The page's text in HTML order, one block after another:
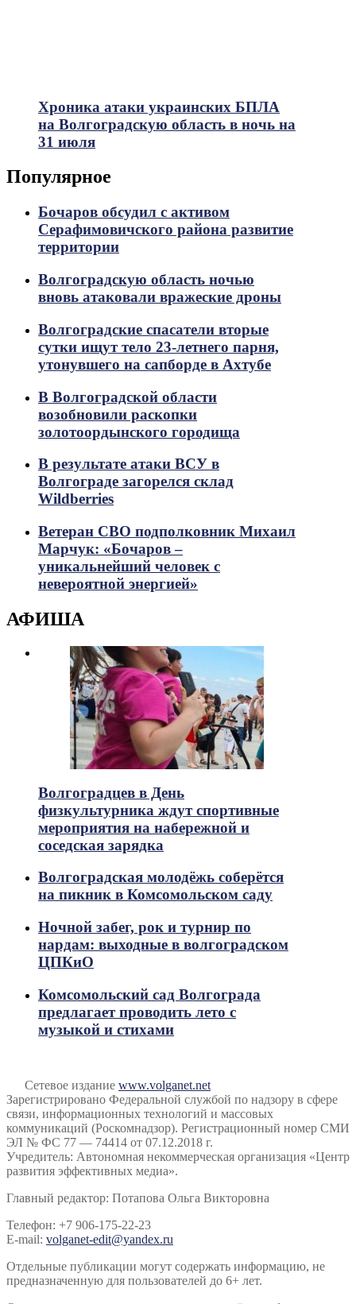
Хроника атаки украинских БПЛА
на Волгоградскую область в ночь на
31 июля
Популярное
Бочаров обсудил с активом
Серафимовичского района развитие
территории
Волгоградскую область ночью
вновь атаковали вражеские дроны
Волгоградские спасатели вторые
сутки ищут тело 23-летнего парня,
утонувшего на сапборде в Ахтубе
В Волгоградской области
возобновили раскопки
золотоордынского городища
В результате атаки ВСУ в
Волгограде загорелся склад
Wildberries
Ветеран СВО подполковник Михаил
Марчук: «Бочаров –
уникальнейший человек с
невероятной энергией»
АФИША
Волгоградцев в День
физкультурника ждут спортивные
мероприятия на набережной и
соседская зарядка
Волгоградская молодёжь соберётся
на пикник в Комсомольском саду
Ночной забег, рок и турнир по
нардам: выходные в волгоградском
ЦПКиО
Комсомольский сад Волгограда
предлагает проводить лето с
музыкой и стихами
Сетевое издание www.volganet.net
Зарегистрировано Федеральной службой по надзору в сфере
связи, информационных технологий и массовых
коммуникаций (Роскомнадзор). Регистрационный номер СМИ
ЭЛ № ФС 77 — 74414 от 07.12.2018 г.
Учредитель: Автономная некоммерческая организация «Центр
развития эффективных медиа».
Главный редактор: Потапова Ольга Викторовна
Телефон: +7 906-175-22-23
E-mail: volganet-edit@yandex.ru
Отдельные публикации могут содержать информацию, не
предназначенную для пользователей до 6+ лет.